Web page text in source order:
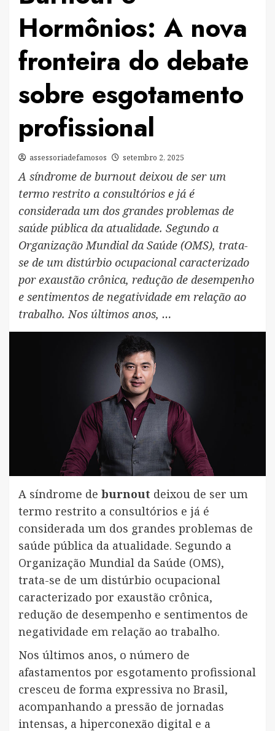
Hormônios: A nova
fronteira do debate
sobre esgotamento
profissional
assessoriadefamosos setembro 2, 2025
A síndrome de burnout deixou de ser um
termo restrito a consultórios e já é
considerada um dos grandes problemas de
saúde pública da atualidade. Segundo a
Organização Mundial da Saúde (OMS), trata-
se de um distúrbio ocupacional caracterizado
por exaustão crônica, redução de desempenho
e sentimentos de negatividade em relação ao
trabalho. Nos últimos anos, …
A síndrome de burnout deixou de ser um
termo restrito a consultórios e já é
considerada um dos grandes problemas de
saúde pública da atualidade. Segundo a
Organização Mundial da Saúde (OMS),
trata-se de um distúrbio ocupacional
caracterizado por exaustão crônica,
redução de desempenho e sentimentos de
negatividade em relação ao trabalho.
Nos últimos anos, o número de
afastamentos por esgotamento profissional
cresceu de forma expressiva no Brasil,
acompanhando a pressão de jornadas
intensas, a hiperconexão digital e a